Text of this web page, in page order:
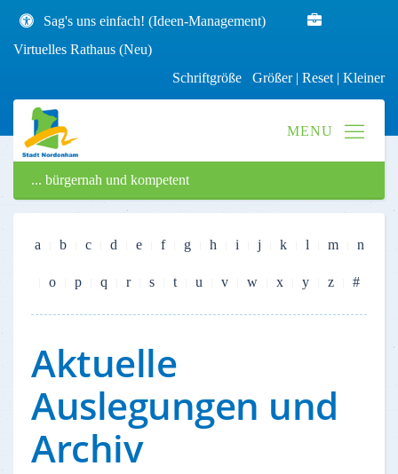
Sag's uns einfach! (Ideen-Management)
Virtuelles Rathaus (Neu)
Schriftgröße Größer| Reset | Kleiner
... bürgernah und kompetent
a b c d e f g h i j k l m n
o p q r s t u v w x y z #
Aktuelle
Auslegungen und
Archiv